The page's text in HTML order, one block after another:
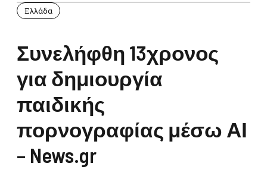
Ελλάδα
Συνελήφθη 13χρονος
για δημιουργία
παιδικής
πορνογραφίας μέσω ΑΙ
– News.gr